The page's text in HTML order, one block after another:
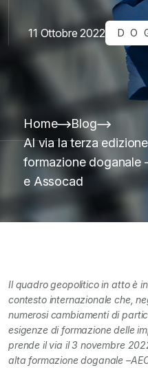
11 Ottobre 2022
Home
Blog
Al via la terza
formazione doganale
e Assocad
Il quadro geopolitico in atto è
contesto internazionale che,
numerosi cambiamenti di
esigenze di formazione delle
prende il via il 3 novembre
alta formazione doganale